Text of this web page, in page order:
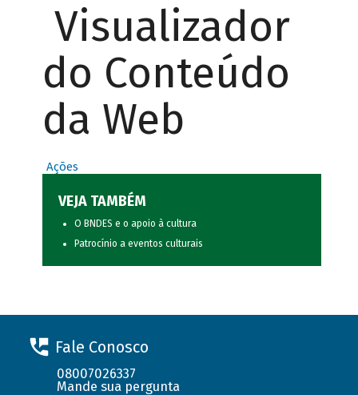
Visualizador
do Conteúdo
da Web
Ações
VEJA TAMBÉM
O BNDES e o apoio à cultura
Patrocínio a eventos culturais
Fale Conosco
08007026337
Mande sua pergunta